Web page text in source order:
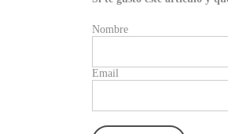
Nombre
Email